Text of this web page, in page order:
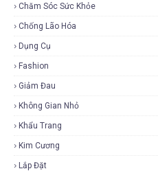
Chăm Sóc Sức Khỏe
Chống Lão Hóa
Dụng Cụ
Fashion
Giảm Đau
Không Gian Nhỏ
Khẩu Trang
Kim Cương
Lắp Đặt